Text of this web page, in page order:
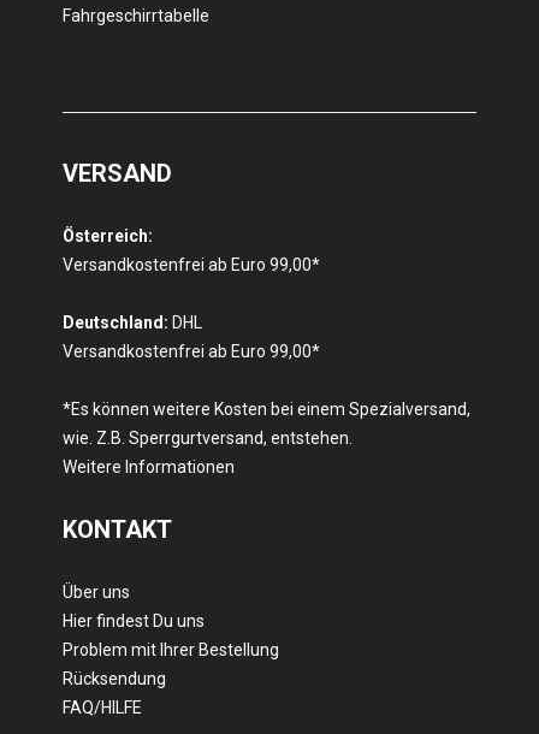
Fahrgeschirrtabelle
VERSAND
Österreich:
Versandkostenfrei ab Euro 99,00*
Deutschland: DHL
Versandkostenfrei ab Euro 99,00*
*Es können weitere Kosten bei einem Spezialversand,
wie. Z.B. Sperrgurtversand, entstehen.
Weitere Informationen
KONTAKT
Über uns
Hier findest Du uns
Problem mit Ihrer Bestellung
Rücksendung
FAQ/HILFE